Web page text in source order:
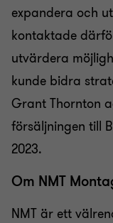
SÄLJSIDA
expandera och
kontaktade
utvärdera
kunde bidra
Grant Thornton
försäljningen till
2023.
Om NMT
NMT är ett